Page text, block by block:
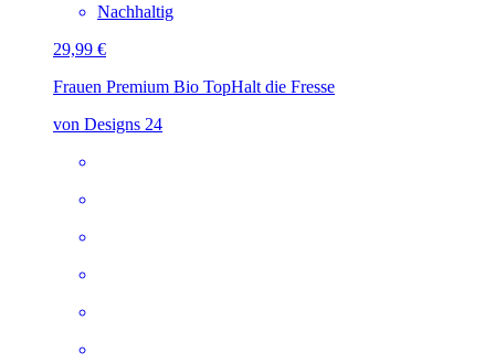
Nachhaltig
29,99 €
Frauen Premium Bio TopHalt die Fresse
von Designs 24